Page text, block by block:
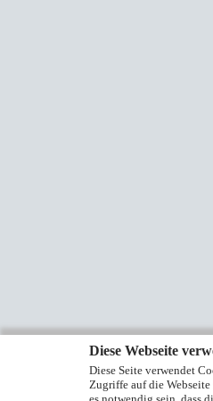
Diese Webseite
Diese Seite verwendet
Zugriffe auf die